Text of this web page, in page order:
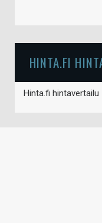
HINTA.FI
Hinta.fi hintavertailu